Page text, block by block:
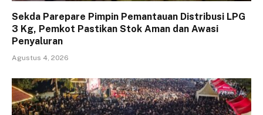
Sekda Parepare Pimpin Pemantauan Distribusi LPG
3 Kg, Pemkot Pastikan Stok Aman dan Awasi
Penyaluran
Agustus 4, 2026